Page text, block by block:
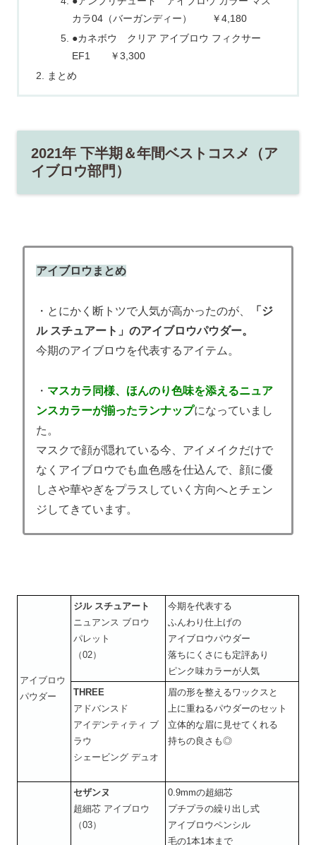
カラ04（バーガンディー） ￥4,180
●カネボウ クリア アイブロウ フィクサー
EF1 ￥3,300
まとめ
2021年 下半期＆年間ベストコスメ（ア
イブロウ部門）
アイブロウまとめ
・とにかく断トツで人気が高かったのが、
「ジ
ル スチュアート」のアイブロウパウダー。
今期のアイブロウを代表するアイテム。
・ マスカラ同様、ほんのり色味を添えるニュア
ンスカラーが揃ったランナップになっていまし
た。
マスクで顔が隠れている今、アイメイクだけで
なくアイブロウでも血色感を仕込んで、顔に優
しさや華やぎをプラスしていく方向へとチェン
ジしてきています。
アイブロウ
パウダー
ジル スチュアート
ニュアンス ブロウ
パレット
（02）
今期を代表する
ふんわり仕上げの
アイブロウパウダー
落ちにくさにも定評あり
ピンク味カラーが人気
THREE
アドバンスド
アイデンティティ ブ
ラウ
シェービング デュオ
眉の形を整えるワックスと
上に重ねるパウダーのセット
立体的な眉に見せてくれる
持ちの良さも◎
セザンヌ
超細芯 アイブロウ
（03）
0.9mmの超細芯
プチプラの繰り出し式
アイブロウペンシル
毛の1本1本まで